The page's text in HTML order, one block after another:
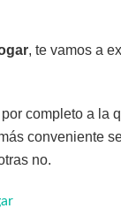
, te vamos a
completo a la
conveniente
no.